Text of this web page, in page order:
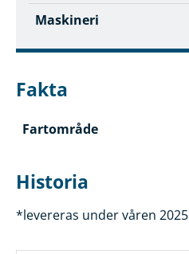
Maskineri
Fakta
Fartområde
Historia
*levereras under våren 2025